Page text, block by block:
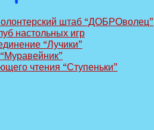
штаб “ДОБРОволец”
настольных игр
“Лучики”
чтения “Ступеньки”